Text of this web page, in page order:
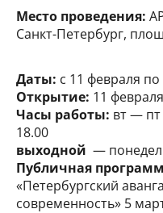
Место проведения:
Санкт-Петербург,
Даты: с 11 февраля
Открытие: 11
Часы работы: вт —
18.00
выходной —
Публичная
«Петербургский
современность» 5